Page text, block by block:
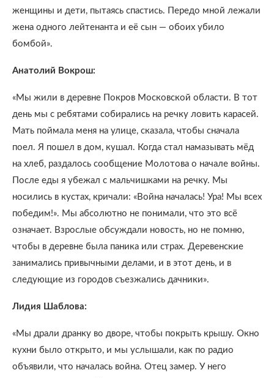
женщины и дети, пытаясь спастись. Передо мной лежали
жена одного лейтенанта и её сын — обоих убило
бомбой».
Анатолий Вокрош:
«Мы жили в деревне Покров Московской области. В тот
день мы с ребятами собирались на речку ловить карасей.
Мать поймала меня на улице, сказала, чтобы сначала
поел. Я пошел в дом, кушал. Когда стал намазывать мёд
на хлеб, раздалось сообщение Молотова о начале войны.
После еды я убежал с мальчишками на речку. Мы
носились в кустах, кричали: «Война началась! Ура! Мы всех
победим!». Мы абсолютно не понимали, что это всё
означает. Взрослые обсуждали новость, но не помню,
чтобы в деревне была паника или страх. Деревенские
занимались привычными делами, и в этот день, и в
следующие из городов съезжались дачники».
Лидия Шаблова:
«Мы драли дранку во дворе, чтобы покрыть крышу. Окно
кухни было открыто, и мы услышали, как по радио
объявили, что началась война. Отец замер. У него